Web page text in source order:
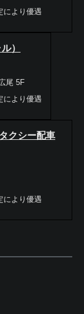
により優遇
）
尾 5F
により優遇
クシー配車
により優遇